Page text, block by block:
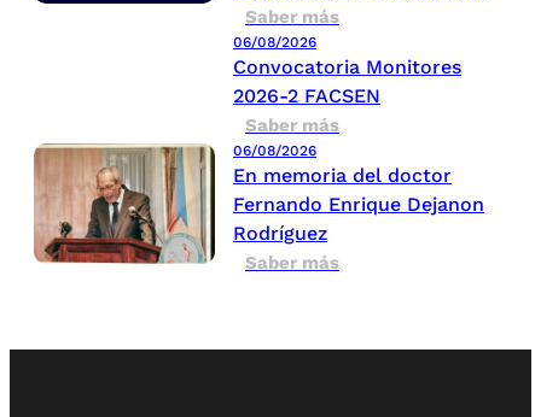
Saber más
06/08/2026
Convocatoria Monitores
2026-2 FACSEN
Saber más
06/08/2026
En memoria del doctor
Fernando Enrique Dejanon
Rodríguez
Saber más